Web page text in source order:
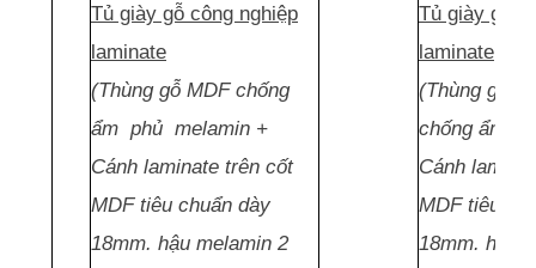
Tủ giày gỗ công nghiệp
laminate
(Thùng gỗ MDF chống
ẩm phủ melamin +
Cánh laminate trên cốt
MDF tiêu chuẩn dày
18mm. hậu melamin 2
Tủ giày gỗ
laminate
(Thùng gỗ
chống ẩm
Cánh
MDF tiêu
18mm. hậu